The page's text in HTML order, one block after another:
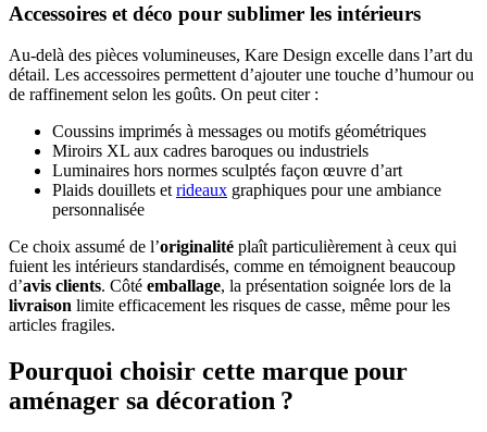
Accessoires et déco pour sublimer les intérieurs
Au-delà des pièces volumineuses, Kare Design excelle dans l’art du
détail. Les accessoires permettent d’ajouter une touche d’humour ou
de raffinement selon les goûts. On peut citer :
Coussins imprimés à messages ou motifs géométriques
Miroirs XL aux cadres baroques ou industriels
Luminaires hors normes sculptés façon œuvre d’art
Plaids douillets et rideaux graphiques pour une ambiance
personnalisée
Ce choix assumé de l’originalité plaît particulièrement à ceux qui
fuient les intérieurs standardisés, comme en témoignent beaucoup
d’avis clients. Côté emballage, la présentation soignée lors de la
livraison limite efficacement les risques de casse, même pour les
articles fragiles.
Pourquoi choisir cette marque pour
aménager sa décoration ?